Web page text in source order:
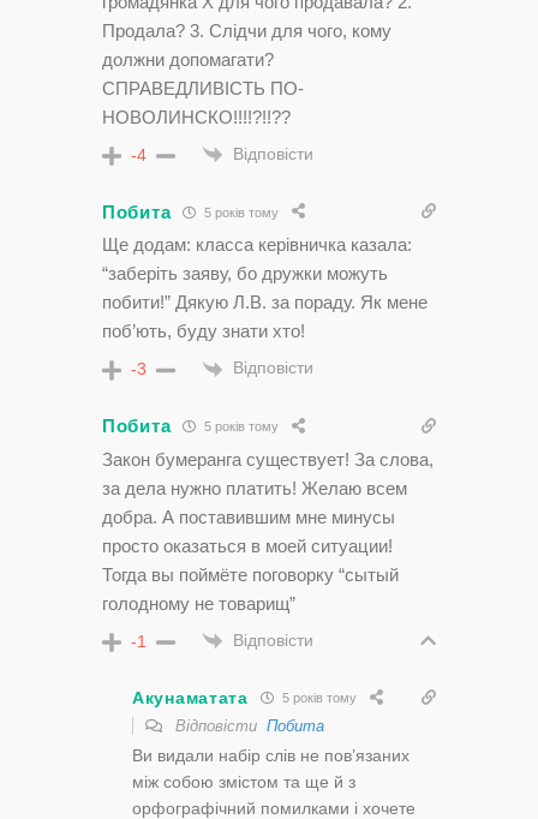
Продала? 3. Слiдчи для чого, кому
должни допомагати?
СПРАВЕДЛИВICТЬ ПО-
НОВОЛИНСКO!!!!?!!??
-4 Відповісти
Побита 5 років тому
Ще додам: класса керiвничка казала:
“заберiть заяву, бо дружки можуть
побити!” Дякую Л.В. за пораду. Як мене
поб’ють, буду знати хто!
-3 Відповісти
Побита 5 років тому
Закон бумеранга существует! За слова,
за дела нужно платить! Желаю всем
добра. А поставившим мне минусы
просто оказаться в моей ситуации!
Тогда вы поймёте поговорку “сытый
голодному не товарищ”
-1 Відповісти
Акунаматата 5 років тому
Відповісти Побита
Ви видали набір слів не пов’язаних
між собою змістом та ще й з
орфографічний помилками і хочете